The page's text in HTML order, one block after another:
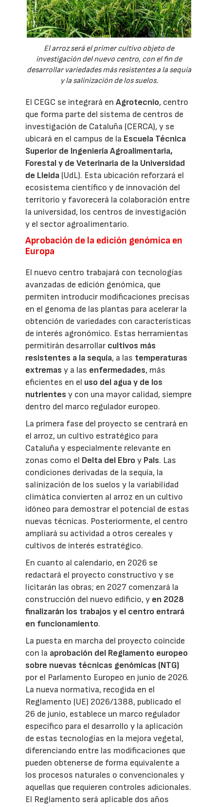
El arroz será el primer cultivo objeto de
investigación del nuevo centro, con el fin de
desarrollar variedades más resistentes a la sequía
y la salinización de los suelos.
El CEGC se integrará enAgrotecnio, centro
que forma parte del sistema de centros de
investigación de Cataluña (CERCA), y se
ubicará en el campus de la Escuela Técnica
Superior de Ingeniería Agroalimentaria,
Forestal y de Veterinaria de la Universidad
de Lleida (UdL). Esta ubicación reforzará el
ecosistema científico y de innovación del
territorio y favorecerá la colaboración entre
la universidad, los centros de investigación
y el sector agroalimentario.
Aprobación de la edición genómica en
Europa
El nuevo centro trabajará con tecnologías
avanzadas de edición genómica, que
permiten introducir modificaciones precisas
en el genoma de las plantas para acelerar la
obtención de variedades con características
de interés agronómico. Estas herramientas
permitirán desarrollar cultivos más
resistentes a la sequía, a las temperaturas
extremas y a las enfermedades, más
eficientes en el uso del agua y de los
nutrientes y con una mayor calidad, siempre
dentro del marco regulador europeo.
La primera fase del proyecto se centrará en
el arroz, un cultivo estratégico para
Cataluña y especialmente relevante en
zonas como el Delta del Ebro y Pals. Las
condiciones derivadas de la sequía, la
salinización de los suelos y la variabilidad
climática convierten al arroz en un cultivo
idóneo para demostrar el potencial de estas
nuevas técnicas. Posteriormente, el centro
ampliará su actividad a otros cereales y
cultivos de interés estratégico.
En cuanto al calendario, en 2026 se
redactará el proyecto constructivo y se
licitarán las obras; en 2027 comenzará la
construcción del nuevo edificio, y en 2028
finalizarán los trabajos y el centro entrará
en funcionamiento.
La puesta en marcha del proyecto coincide
con la aprobación del Reglamento europeo
sobre nuevas técnicas genómicas (NTG)
por el Parlamento Europeo en junio de 2026.
La nueva normativa, recogida en el
Reglamento (UE) 2026/1388, publicado el
26 de junio, establece un marco regulador
específico para el desarrollo y la aplicación
de estas tecnologías en la mejora vegetal,
diferenciando entre las modificaciones que
pueden obtenerse de forma equivalente a
los procesos naturales o convencionales y
aquellas que requieren controles adicionales.
El Reglamento será aplicable dos años